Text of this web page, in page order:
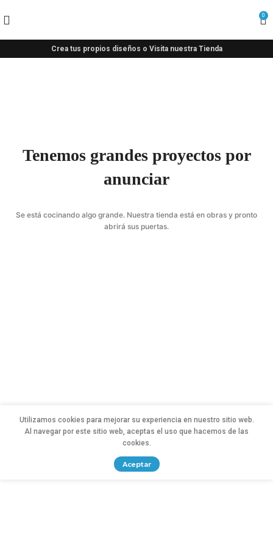
0
Crea tus propios diseños o Visita nuestra Tienda
Tenemos grandes proyectos por
anunciar
Se está cocinando algo grande. Nuestra tienda está en obras y pronto
abrirá sus puertas.
Utilizamos cookies para mejorar su experiencia en nuestro sitio web.
Al navegar por este sitio web, aceptas el uso que hacemos de las
cookies.
Aceptar